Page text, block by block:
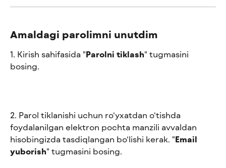
Amaldagi parolimni unutdim
1. Kirish sahifasida "Parolni tiklash" tugmasini
bosing.
2. Parol tiklanishi uchun ro‘yxatdan o‘tishda
foydalanilgan elektron pochta manzili avvaldan
hisobingizda tasdiqlangan bo‘lishi kerak. "Email
yuborish" tugmasini bosing.